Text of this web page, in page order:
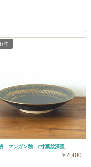
マンガン釉 7寸葉紋深皿
￥4,400
中